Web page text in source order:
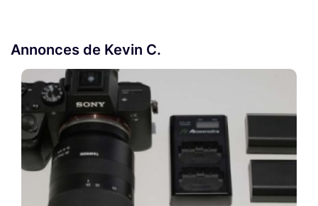
Annonces de Kevin C.